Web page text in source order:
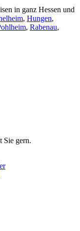
in ganz Hessen und
, Hungen,
, Rabenau,
Sie gern.